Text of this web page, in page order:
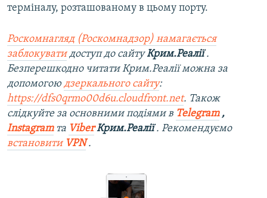
терміналу, розташованому в цьому порту.
Роскомнагляд (Роскомнадзор) намагається
заблокуватидоступ до сайтуКрим.Реалії.
Безперешкодно читати Крим.Реалії можна за
допомогою дзеркального сайту:
https://dfs0qrmo00d6u.cloudfront.net. Також
слідкуйте за основними подіями в Telegram,
Instagramта ViberКрим.Реалії. Рекомендуємо
встановити VPN.